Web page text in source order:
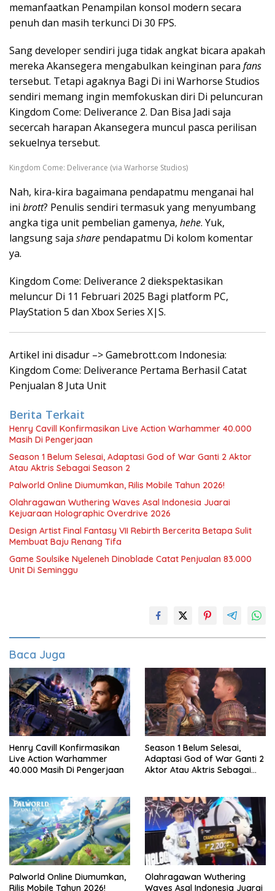
memanfaatkan Penampilan konsol modern secara
penuh dan masih terkunci Di 30 FPS.
Sang developer sendiri juga tidak angkat bicara apakah
mereka Akansegera mengabulkan keinginan para fans
tersebut. Tetapi agaknya Bagi Di ini Warhorse Studios
sendiri memang ingin memfokuskan diri Di peluncuran
Kingdom Come: Deliverance 2. Dan Bisa Jadi saja
secercah harapan Akansegera muncul pasca perilisan
sekuelnya tersebut.
Kingdom Come: Deliverance (via Warhorse Studios)
Nah, kira-kira bagaimana pendapatmu menganai hal
ini brott? Penulis sendiri termasuk yang menyumbang
angka tiga unit pembelian gamenya, hehe. Yuk,
langsung saja share pendapatmu Di kolom komentar
ya.
Kingdom Come: Deliverance 2 diekspektasikan
meluncur Di 11 Februari 2025 Bagi platform PC,
PlayStation 5 dan Xbox Series X|S.
Artikel ini disadur –> Gamebrott.com Indonesia:
Kingdom Come: Deliverance Pertama Berhasil Catat
Penjualan 8 Juta Unit
Berita Terkait
Henry Cavill Konfirmasikan Live Action Warhammer 40.000
Masih Di Pengerjaan
Season 1 Belum Selesai, Adaptasi God of War Ganti 2 Aktor
Atau Aktris Sebagai Season 2
Palworld Online Diumumkan, Rilis Mobile Tahun 2026!
Olahragawan Wuthering Waves Asal Indonesia Juarai
Kejuaraan Holographic Overdrive 2026
Design Artist Final Fantasy VII Rebirth Bercerita Betapa Sulit
Membuat Baju Renang Tifa
Game Soulsike Nyeleneh Dinoblade Catat Penjualan 83.000
Unit Di Seminggu
Baca Juga
Henry Cavill Konfirmasikan
Live Action Warhammer
40.000 Masih Di Pengerjaan
Season 1 Belum Selesai,
Adaptasi God of War Ganti 2
Aktor Atau Aktris Sebagai
Palworld Online Diumumkan,
Rilis Mobile Tahun 2026!
Olahragawan Wuthering
Waves Asal Indonesia Juarai